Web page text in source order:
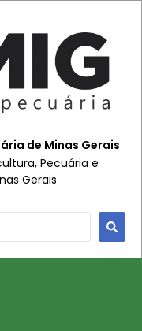
de Minas Gerais
Pecuária e
Gerais